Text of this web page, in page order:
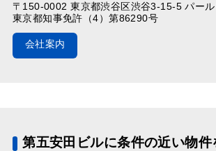
〒150-0002 東京都渋谷区渋谷3-15-5 パー
東京都知事免許（4）第86290号
会社案内
第五安田ビルに条件の近い物件